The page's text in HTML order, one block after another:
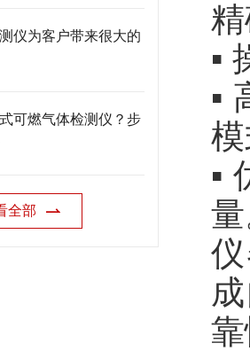
仪为客户带来很大的
可燃气体检测仪？步
全部
▪
▪
▪